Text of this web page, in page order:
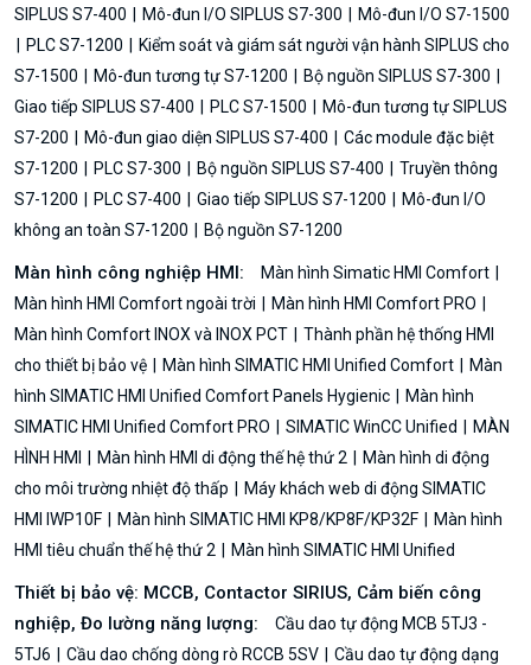
SIPLUS S7-400
Mô-đun I/O SIPLUS S7-300
Mô-đun I/O S7-1500
PLC S7-1200
Kiểm soát và giám sát người vận hành SIPLUS cho
S7-1500
Mô-đun tương tự S7-1200
Bộ nguồn SIPLUS S7-300
Giao tiếp SIPLUS S7-400
PLC S7-1500
Mô-đun tương tự SIPLUS
S7-200
Mô-đun giao diện SIPLUS S7-400
Các module đặc biệt
S7-1200
PLC S7-300 Bộ nguồn SIPLUS S7-400
Truyền thông
S7-1200
PLC S7-400 Giao tiếp SIPLUS S7-1200
Mô-đun I/O
không an toàn S7-1200
Bộ nguồn S7-1200
Màn hình công nghiệp HMI:
Màn hình Simatic HMI Comfort
Màn hình HMI Comfort ngoài trời
Màn hình HMI Comfort PRO
Màn hình Comfort INOX và INOX PCT
Thành phần hệ thống HMI
cho thiết bị bảo vệ
Màn hình SIMATIC HMI Unified Comfort
Màn
hình SIMATIC HMI Unified Comfort Panels Hygienic
Màn hình
SIMATIC HMI Unified Comfort PRO
SIMATIC WinCC Unified
MÀN
HÌNH HMI
Màn hình HMI di động thế hệ thứ 2
Màn hình di động
cho môi trường nhiệt độ thấp
Máy khách web di động SIMATIC
HMI IWP10F
Màn hình SIMATIC HMI KP8/KP8F/KP32F
Màn hình
HMI tiêu chuẩn thế hệ thứ 2
Màn hình SIMATIC HMI Unified
Thiết bị bảo vệ: MCCB, Contactor SIRIUS, Cảm biến công
nghiệp, Đo lường năng lượng:
Cầu dao tự động MCB 5TJ3 -
5TJ6
Cầu dao chống dòng rò RCCB 5SV
Cầu dao tự động dạng